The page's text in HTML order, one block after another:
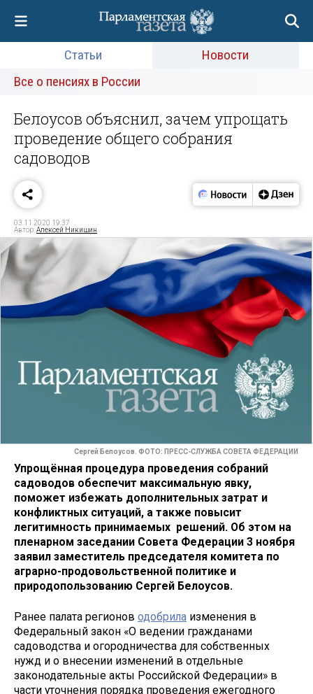
Статьи
Новости
Все о пенсиях в России
Белоусов объяснил, зачем упрощать
проведение общего собрания
садоводов
03.11.2020 19:37
Автор:Алексей Никишин
Сергей Белоусов. ФОТО: ПРЕСС-СЛУЖБА СОВЕТА ФЕДЕРАЦИИ
Упрощённая процедура проведения собраний
садоводов обеспечит максимальную явку,
поможет избежать дополнительных затрат и
конфликтных ситуаций, а также повысит
легитимность принимаемых решений. Об этом на
пленарном заседании Совета Федерации 3 ноября
заявил заместитель председателя комитета по
аграрно-продовольственной политике и
природопользованию Сергей Белоусов.
Ранее палата регионов одобрила изменения в
Федеральный закон «О ведении гражданами
садоводства и огородничества для собственных
нужд и о внесении изменений в отдельные
законодательные акты Российской Федерации» в
части уточнения порядка проведения ежегодного